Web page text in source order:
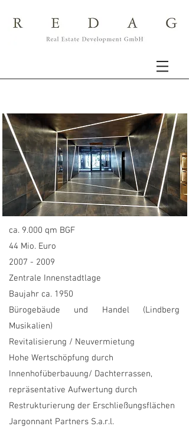
ca. 9.000 qm BGF
44 Mio. Euro
2007 - 2009
Zentrale Innenstadtlage
Baujahr ca. 1950
Bürogebäude und Handel (Lindberg
Musikalien)
Revitalisierung / Neuvermietung
Hohe Wertschöpfung durch
Innenhofüberbauung/ Dachterrassen,
repräsentative Aufwertung durch
Restrukturierung der Erschließungsflächen
Jargonnant Partners S.a.r.l.